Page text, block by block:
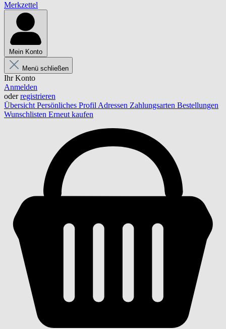
Merkzettel
Mein Konto
Menü schließen
Ihr Konto
Anmelden
oderregistrieren
Übersicht Persönliches Profil Adressen Zahlungsarten Bestellungen
Wunschlisten Erneut kaufen